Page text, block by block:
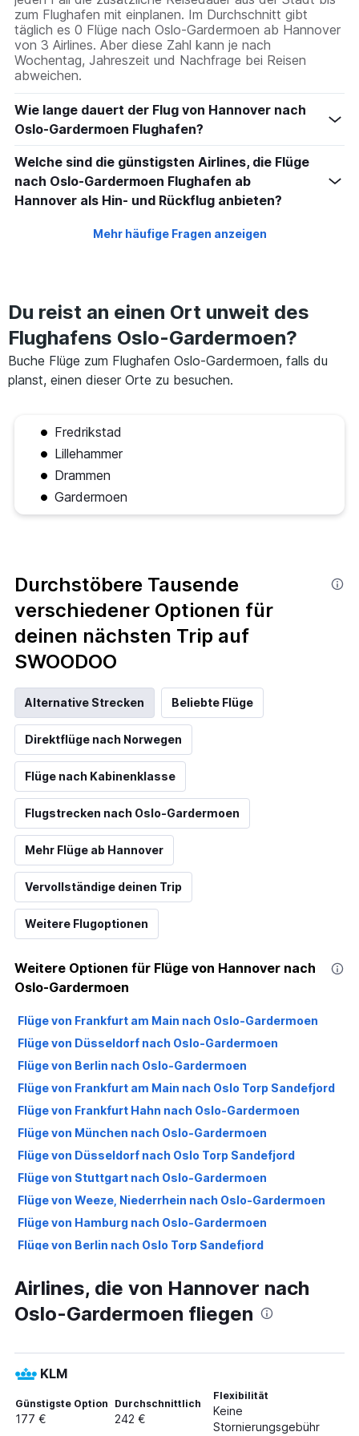
zum Flughafen mit einplanen. Im Durchschnitt gibt
täglich es 0 Flüge nach Oslo-Gardermoen ab Hannover
von 3 Airlines. Aber diese Zahl kann je nach
Wochentag, Jahreszeit und Nachfrage bei Reisen
abweichen.
Wie lange dauert der Flug von Hannover nach
Oslo-Gardermoen Flughafen?
Welche sind die günstigsten Airlines, die Flüge
nach Oslo-Gardermoen Flughafen ab
Hannover als Hin- und Rückflug anbieten?
Mehr häufige Fragen anzeigen
Du reist an einen Ort unweit des
Flughafens Oslo-Gardermoen?
Buche Flüge zum Flughafen Oslo-Gardermoen, falls du
planst, einen dieser Orte zu besuchen.
Fredrikstad
Lillehammer
Drammen
Gardermoen
Durchstöbere Tausende
verschiedener Optionen für
deinen nächsten Trip auf
SWOODOO
Alternative Strecken Beliebte Flüge
Direktflüge nach Norwegen
Flüge nach Kabinenklasse
Flugstrecken nach Oslo-Gardermoen
Mehr Flüge ab Hannover
Vervollständige deinen Trip
Weitere Flugoptionen
Weitere Optionen für Flüge von Hannover nach
Oslo-Gardermoen
Flüge von Frankfurt am Main nach Oslo-Gardermoen
Flüge von Düsseldorf nach Oslo-Gardermoen
Flüge von Berlin nach Oslo-Gardermoen
Flüge von Frankfurt am Main nach Oslo Torp Sandefjord
Flüge von Frankfurt Hahn nach Oslo-Gardermoen
Flüge von München nach Oslo-Gardermoen
Flüge von Düsseldorf nach Oslo Torp Sandefjord
Flüge von Stuttgart nach Oslo-Gardermoen
Flüge von Weeze, Niederrhein nach Oslo-Gardermoen
Flüge von Hamburg nach Oslo-Gardermoen
Flüge von Berlin nach Oslo Torp Sandefjord
Flüge von Hamburg nach Oslo Torp Sandefjord
Flüge von Frankfurt Hahn nach Oslo Torp Sandefjord
Flüge von Stuttgart nach Oslo Torp Sandefjord
Flüge von Hannover nach Oslo Torp Sandefjord
Flüge von Bremen nach Oslo-Gardermoen
Flüge von Nürnberg nach Oslo-Gardermoen
Airlines, die von Hannover nach
Oslo-Gardermoen fliegen
KLM
Günstigste Option
177 €
Durchschnittlich
242 €
Flexibilität
Keine
Stornierungsgebühr